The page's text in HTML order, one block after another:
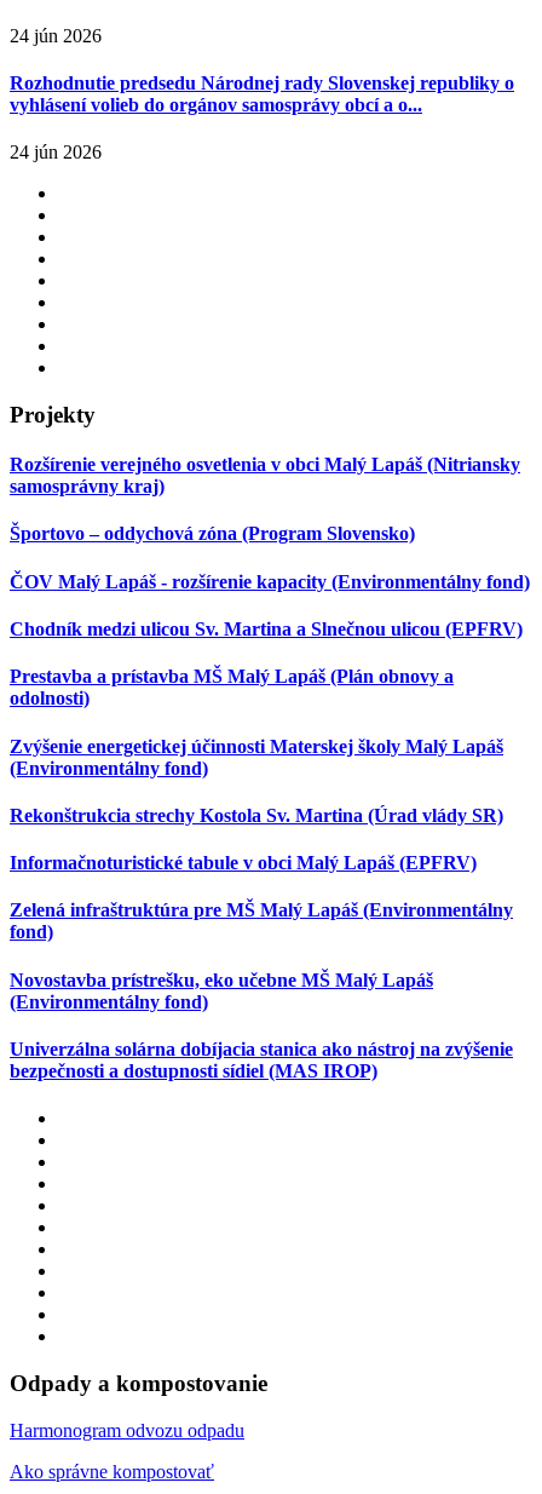
24 jún 2026
Rozhodnutie predsedu Národnej rady Slovenskej republiky o
vyhlásení volieb do orgánov samosprávy obcí a o...
24 jún 2026
Projekty
Rozšírenie verejného osvetlenia v obci Malý Lapáš (Nitriansky
samosprávny kraj)
Športovo – oddychová zóna (Program Slovensko)
ČOV Malý Lapáš - rozšírenie kapacity (Environmentálny fond)
Chodník medzi ulicou Sv. Martina a Slnečnou ulicou (EPFRV)
Prestavba a prístavba MŠ Malý Lapáš (Plán obnovy a
odolnosti)
Zvýšenie energetickej účinnosti Materskej školy Malý Lapáš
(Environmentálny fond)
Rekonštrukcia strechy Kostola Sv. Martina (Úrad vlády SR)
Informačnoturistické tabule v obci Malý Lapáš (EPFRV)
Zelená infraštruktúra pre MŠ Malý Lapáš (Environmentálny
fond)
Novostavba prístrešku, eko učebne MŠ Malý Lapáš
(Environmentálny fond)
Univerzálna solárna dobíjacia stanica ako nástroj na zvýšenie
bezpečnosti a dostupnosti sídiel (MAS IROP)
Odpady a kompostovanie
Harmonogram odvozu odpadu
Ako správne kompostovať